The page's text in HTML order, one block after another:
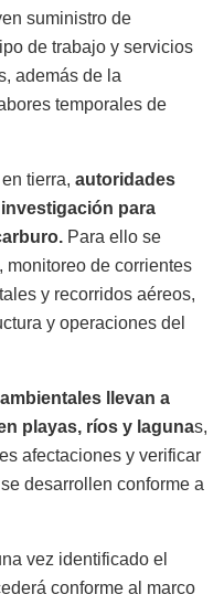
suministro de
de trabajo y servicios
además de la
temporales de
tierra, autoridades
para
Para ello se
de corrientes
y recorridos aéreos,
y operaciones del
llevan a
playas, ríos y lagunas,
afectaciones y verificar
desarrollen conforme a
vez identificado el
conforme al marco